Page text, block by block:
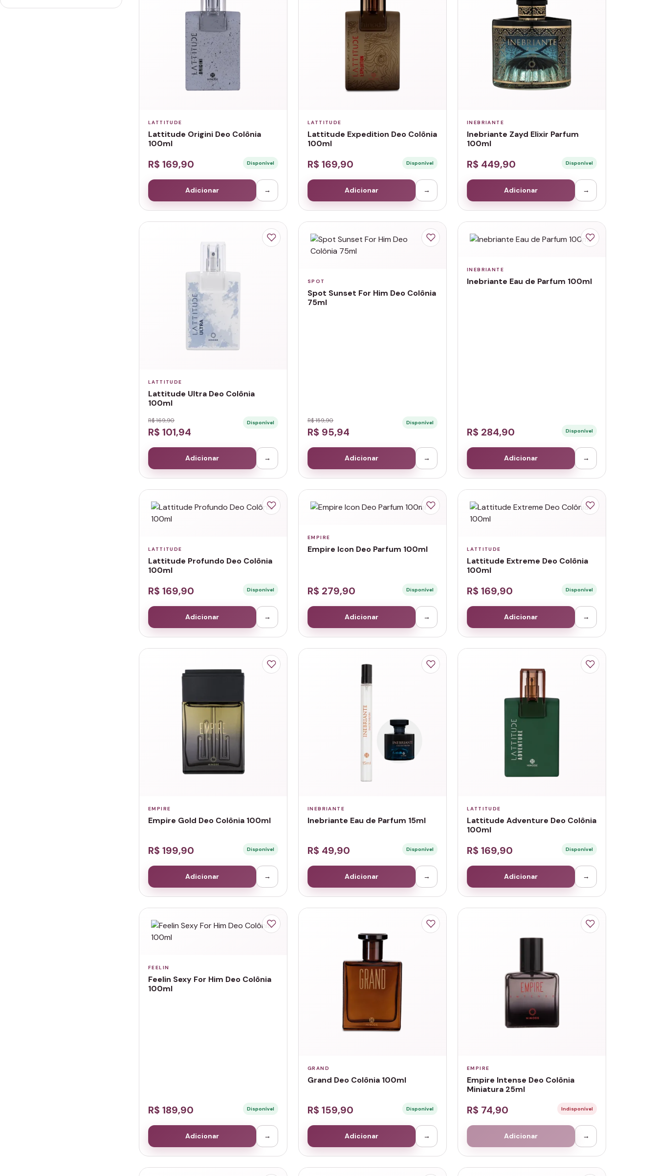
LATTITUDE
Lattitude Origini Deo Colônia
100ml
R$ 169,90 Disponível
Adicionar →
LATTITUDE
Lattitude Expedition Deo Colônia
100ml
R$ 169,90 Disponível
Adicionar →
INEBRIANTE
Inebriante Zayd Elixir Parfum
100ml
R$ 449,90 Disponível
Adicionar →
LATTITUDE
Lattitude Ultra Deo Colônia
100ml
R$ 169,90
R$ 101,94
Disponível
Adicionar →
SPOT
Spot Sunset For Him Deo Colônia
75ml
R$ 159,90
R$ 95,94
Disponível
Adicionar →
INEBRIANTE
Inebriante Eau de Parfum 100ml
R$ 284,90 Disponível
Adicionar →
LATTITUDE
Lattitude Profundo Deo Colônia
100ml
R$ 169,90 Disponível
Adicionar →
EMPIRE
Empire Icon Deo Parfum 100ml
R$ 279,90 Disponível
Adicionar →
LATTITUDE
Lattitude Extreme Deo Colônia
100ml
R$ 169,90 Disponível
Adicionar →
EMPIRE
Empire Gold Deo Colônia 100ml
R$ 199,90 Disponível
Adicionar →
INEBRIANTE
Inebriante Eau de Parfum 15ml
R$ 49,90 Disponível
Adicionar →
LATTITUDE
Lattitude Adventure Deo Colônia
100ml
R$ 169,90 Disponível
Adicionar →
FEELIN
Feelin Sexy For Him Deo Colônia
100ml
R$ 189,90 Disponível
Adicionar →
GRAND
Grand Deo Colônia 100ml
R$ 159,90 Disponível
Adicionar →
EMPIRE
Empire Intense Deo Colônia
Miniatura 25ml
R$ 74,90 Indisponível
Adicionar →